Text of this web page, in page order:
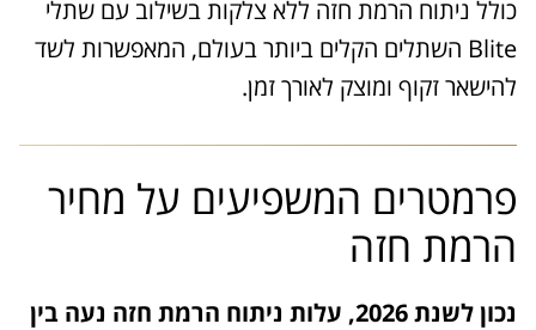
כולל ניתוח הרמת חזה ללא צלקות בשילוב עם שתלי
Blite השתלים הקלים ביותר בעולם, המאפשרות לשד
להישאר זקוף ומוצק לאורך זמן.
פרמטרים המשפיעים על מחיר
הרמת חזה
נכון לשנת 2026, עלות ניתוח הרמת חזה נעה בין